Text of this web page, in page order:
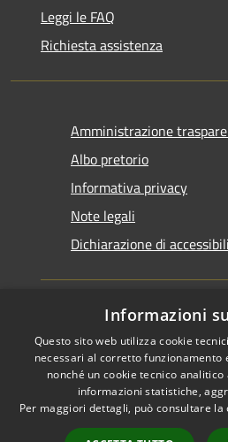
Leggi le FAQ
Richiesta assistenza
Amministrazione
Albo pretorio
Informativa privacy
Note legali
Dichiarazione di
RSS
Accessibilità
Cookie
Informazioni
Questo sito web utilizza cookie
necessari al corretto funzionamento
nonché un cookie tecnico
informazioni statistiche,
Per maggiori dettagli, può consultare la